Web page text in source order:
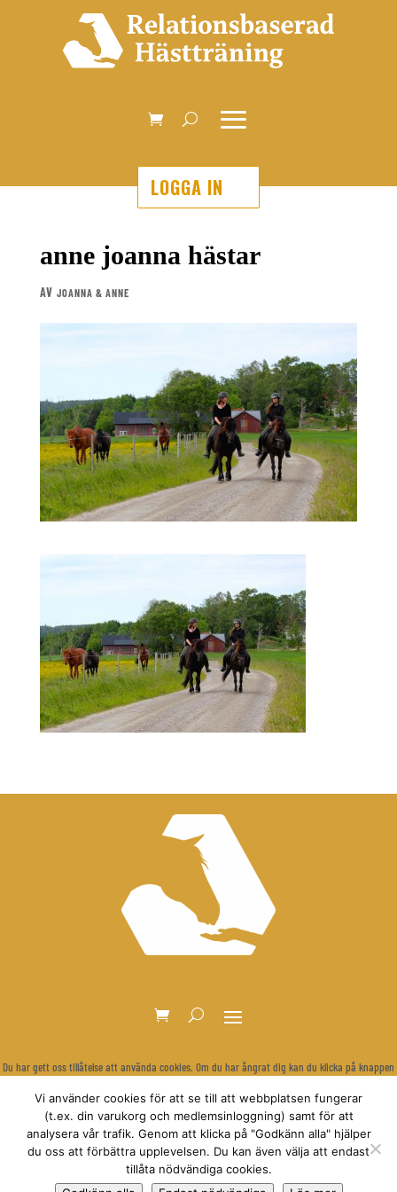
LOGGA IN
anne joanna hästar
AV JOANNA & ANNE
Du har gett oss tillåtelse att använda cookies. Om du har ångrat dig kan du klicka på knappen
Återkalla samtycke
© Relationsbaserad Hästträning
Vi använder cookies för att se till att webbplatsen fungerar
(t.ex. din varukorg och medlemsinloggning) samt för att
analysera vår trafik. Genom att klicka på "Godkänn alla" hjälper
du oss att förbättra upplevelsen. Du kan även välja att endast
tillåta nödvändiga cookies.